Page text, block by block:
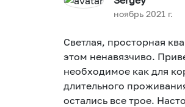
ноябрь 2021 г.
Светлая, просторная
этом ненавязчиво.
необходимое как для
длительного
остались все трое.